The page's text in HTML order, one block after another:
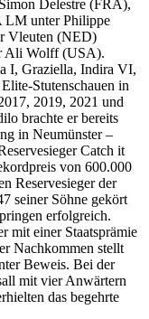
Delestre (FRA),
LM unter Philippe
Vleuten (NED)
Ali Wolff (USA).
I, Graziella, Indira VI,
Stutenschauen in
2019, 2021 und
brachte er bereits
in Neumünster –
Catch it
von 600.000
Reservesieger der
seiner Söhne gekört
erfolgreich.
mit einer Staatsprämie
Nachkommen stellt
Beweis. Bei der
mit vier Anwärtern
das begehrte